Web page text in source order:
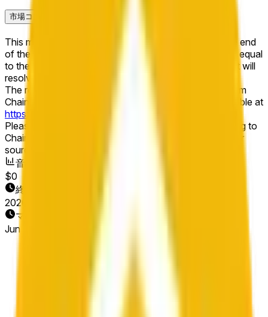
市場コンテキスト
This market will resolve to "Up" if the BNB price at the end
of the time range specified in the title is greater than or equal
to the price at the beginning of that range. Otherwise, it will
resolve to "Down".
The resolution source for this market is information from
Chainlink, specifically the BNB/USD data stream available at
https://data.chain.link/streams/bnb-usd
Please note that this market is about the price according to
Chainlink data stream BNB/USD, not according to other
sources or spot markets.
音量
$0
終了日
2026/06/11
マーケット開始日
Jun 10, 2026, 5:24 AM ET